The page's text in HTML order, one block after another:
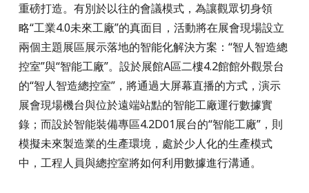
重磅打造。有別於以往的會議模式，為讓觀眾切身領
略“工業4.0未來工廠”的真面目，活動將在展會現場設立
兩個主題展區展示落地的智能化解決方案：“智人智造總
控室”與“智能工廠”。設於展館A區二樓4.2館館外觀景台
的“智人智造總控室”，將通過大屏幕直播的方式，演示
展會現場機台與位於遠端站點的智能工廠運行數據實
錄；而設於智能裝備專區4.2D01展台的“智能工廠”，則
模擬未來製造業的生產環境，處於少人化的生產模式
中，工程人員與總控室將如何利用數據進行溝通。